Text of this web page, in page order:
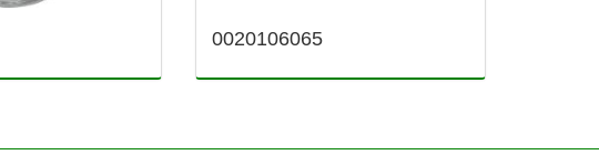
0020106065